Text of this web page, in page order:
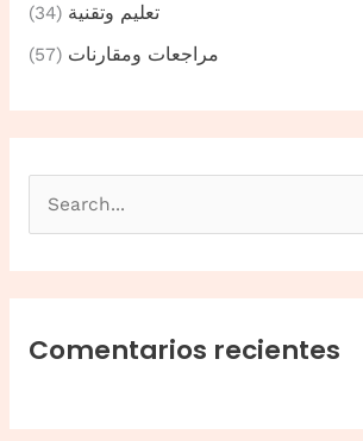
تعليم وتقنية (34)
مراجعات ومقارنات (57)
u
c
a
Comentarios recientes